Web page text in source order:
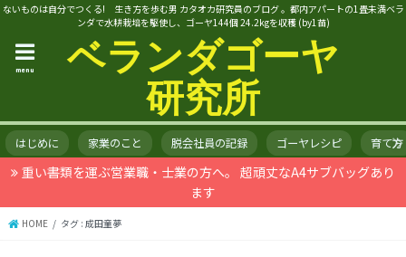
ないものは自分でつくる! 生き方を歩む男 カタオカ研究員のブログ 。都内アパートの1畳未満ベラ
ンダで水耕栽培を駆使し、ゴーヤ144個 24.2kgを収穫 (by1苗)
ベランダゴーヤ
研究所
menu
はじめに 家業のこと 脱会社員の記録 ゴーヤレシピ 育て方
重い書類を運ぶ営業職・士業の方へ。 超頑丈なA4サブバッグあり
ます
HOME タグ : 成田童夢